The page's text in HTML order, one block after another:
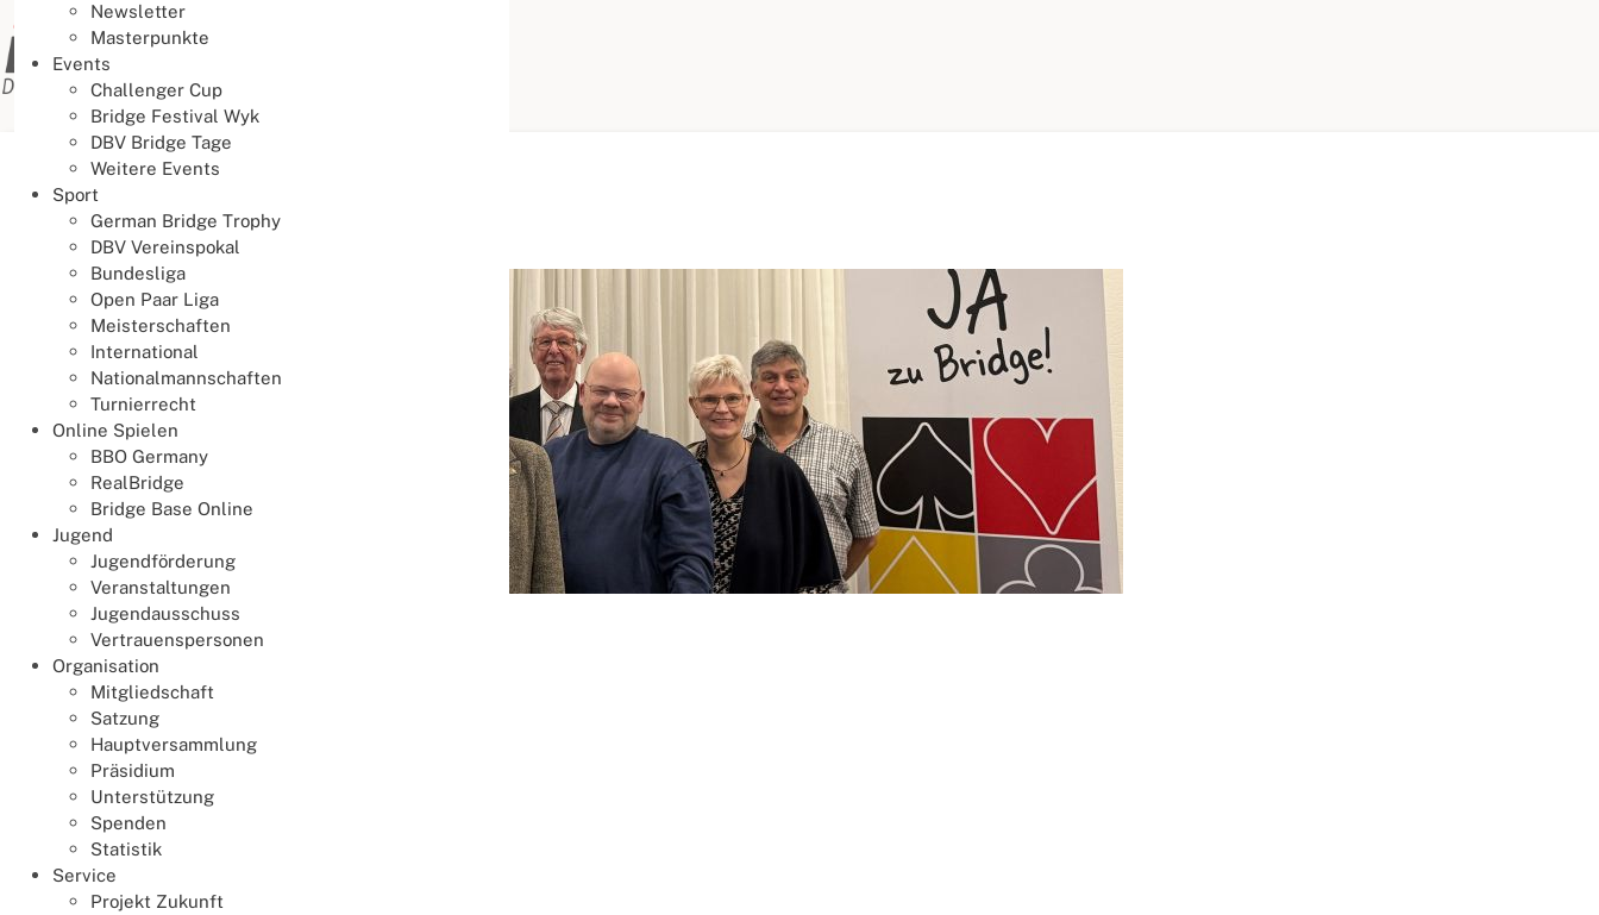
Newsletter
Masterpunkte
Events
Challenger Cup
Bridge Festival Wyk
DBV Bridge Tage
Weitere Events
Sport
German Bridge Trophy
DBV Vereinspokal
Bundesliga
Open Paar Liga
Meisterschaften
International
Nationalmannschaften
Turnierrecht
Online Spielen
BBO Germany
RealBridge
Bridge Base Online
Jugend
Jugendförderung
Veranstaltungen
Jugendausschuss
Vertrauenspersonen
Organisation
Mitgliedschaft
Satzung
Hauptversammlung
Präsidium
Unterstützung
Spenden
Statistik
Service
Projekt Zukunft
Aktuelle Seite: Startseite
Präsidium